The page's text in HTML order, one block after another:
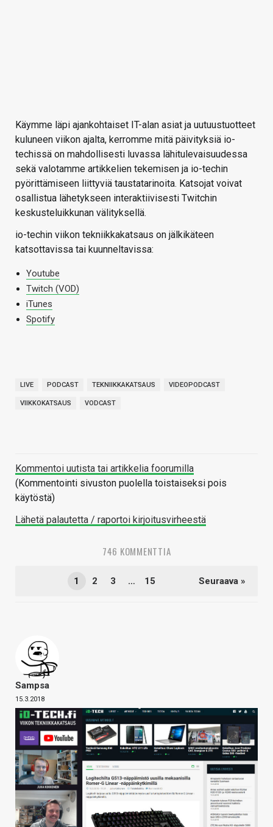
Käymme läpi ajankohtaiset IT-alan asiat ja uutuustuotteet
kuluneen viikon ajalta, kerromme mitä päivityksiä io-
techissä on mahdollisesti luvassa lähitulevaisuudessa
sekä valotamme artikkelien tekemisen ja io-techin
pyörittämiseen liittyviä taustatarinoita. Katsojat voivat
osallistua lähetykseen interaktiivisesti Twitchin
keskusteluikkunan välityksellä.
io-techin viikon tekniikkakatsaus on jälkikäteen
katsottavissa tai kuunneltavissa:
Youtube
Twitch (VOD)
iTunes
Spotify
LIVE PODCAST TEKNIIKKAKATSAUS VIDEOPODCAST
VIIKKOKATSAUS VODCAST
Kommentoi uutista tai artikkelia foorumilla
(Kommentointi sivuston puolella toistaiseksi pois
käytöstä)
Lähetä palautetta / raportoi kirjoitusvirheestä
746 KOMMENTTIA
1 2 3 … 15 Seuraava »
Sampsa
15.3.2018